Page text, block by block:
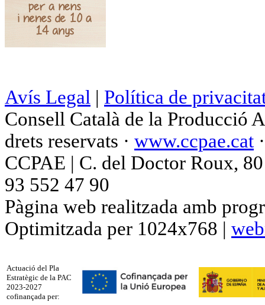
Avís Legal | Política de
Consell Català de la Producció
drets reservats · www.ccpae.cat
CCPAE | C. del Doctor Roux,
93 552 47 90
Pàgina web realitzada amb
Optimitzada per 1024x768 |
Actuació del Pla
Estratègic de la PAC
2023-2027
cofinançada per: